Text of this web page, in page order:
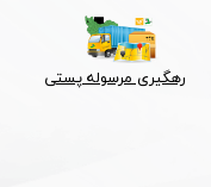
رهگیری مرسوله پستی​​​​​​​